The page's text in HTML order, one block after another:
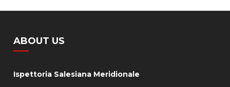
ABOUT US
Ispettoria Salesiana Meridionale